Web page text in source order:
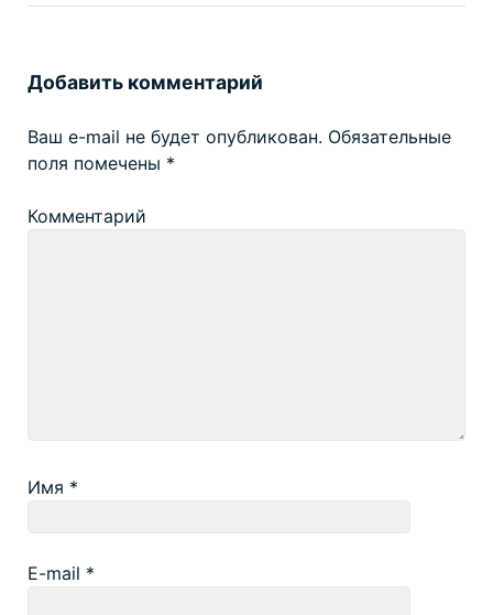
Добавить комментарий
Ваш e-mail не будет опубликован. Обязательные
поля помечены *
Комментарий
Имя *
E-mail *